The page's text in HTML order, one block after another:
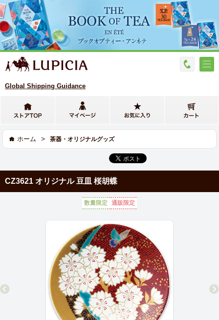
Global Shipping Guidance
ホーム > 茶器・オリジナルグッズ
CZ3621 オリジナル 豆皿 桜胡蝶
数量限定 通販限定